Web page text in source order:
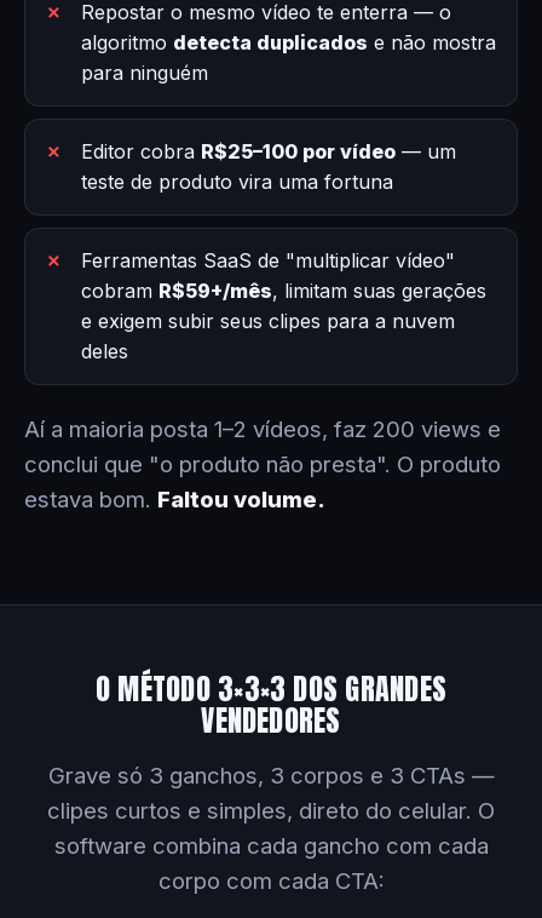
Repostar o mesmo vídeo te enterra — o
algoritmo detecta duplicados e não mostra
para ninguém
Editor cobra R$25–100 por vídeo — um
teste de produto vira uma fortuna
Ferramentas SaaS de "multiplicar vídeo"
cobram R$59+/mês, limitam suas gerações
e exigem subir seus clipes para a nuvem
deles
Aí a maioria posta 1–2 vídeos, faz 200 views e
conclui que "o produto não presta". O produto
estava bom. Faltou volume.
O MÉTODO 3×3×3 DOS GRANDES
VENDEDORES
Grave só 3 ganchos, 3 corpos e 3 CTAs —
clipes curtos e simples, direto do celular. O
software combina cada gancho com cada
corpo com cada CTA: